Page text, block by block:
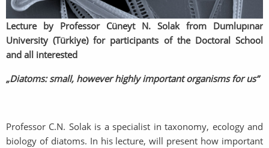
Lecture by Professor Cüneyt N. Solak from Dumlupınar
University (Türkiye)for participants of the Doctoral School
and all interested
„Diatoms: small, however highly important organisms for us”
Professor C.N. Solak is a specialist in taxonomy, ecology and
biology of diatoms. In his lecture, will present how important